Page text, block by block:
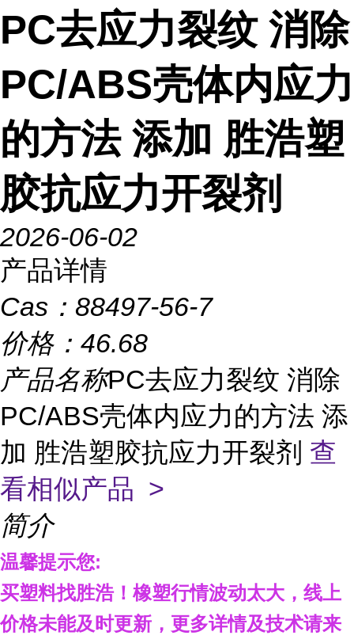
PC去应力裂纹 消除
PC/ABS壳体内应力
的方法 添加 胜浩塑
胶抗应力开裂剂
2026-06-02
产品详情
Cas： 88497-56-7
价格： 46.68
产品名称PC去应力裂纹 消除
PC/ABS壳体内应力的方法 添
加 胜浩塑胶抗应力开裂剂 查
看相似产品 >
简介
温馨提示您:
买塑料找胜浩！ 橡塑行情波动太大，线上
价格未能及时更新， 更多详情及技术请来